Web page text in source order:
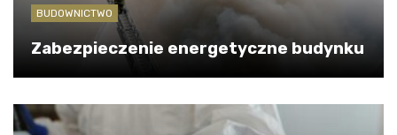
BUDOWNICTWO
Zabezpieczenie energetyczne budynku